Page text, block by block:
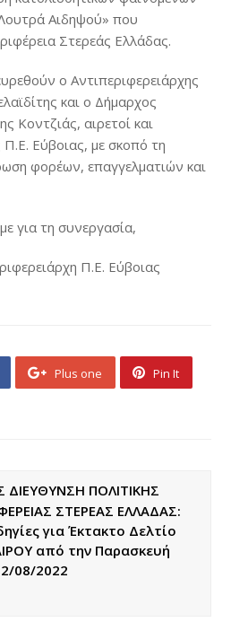
Αιδηψού» που
Στερεάς Ελλάδας.
ο Αντιπεριφερειάρχης
και ο Δήμαρχος
Κοντζιάς, αιρετοί και
Π.Ε. Εύβοιας, με σκοπό τη
φορέων, επαγγελματιών και
για τη συνεργασία,
Π.Ε. Εύβοιας
Plus one Pin It
ΔΙΕΥΘΥΝΣΗ ΠΟΛΙΤΙΚΗΣ
ΣΤΕΡΕΑΣ ΕΛΛΑΔΑΣ:
για Έκτακτο Δελτίο
από την Παρασκευή
08/2022